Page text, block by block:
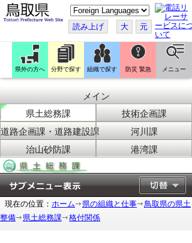
こ
の
ペ
ー
ジ
翻
訳
す
読み上げ 大 元
県外の方へ 分野で探す 組織で探す 防災 緊急 メニュー
メイン
県土総務課
技術企画課
道路企画課・道路建設課
河川課
治山砂防課
港湾課
現在の位置： ホーム 県の組織と仕事
鳥取県の県土
整備
県土総務課 格付関係